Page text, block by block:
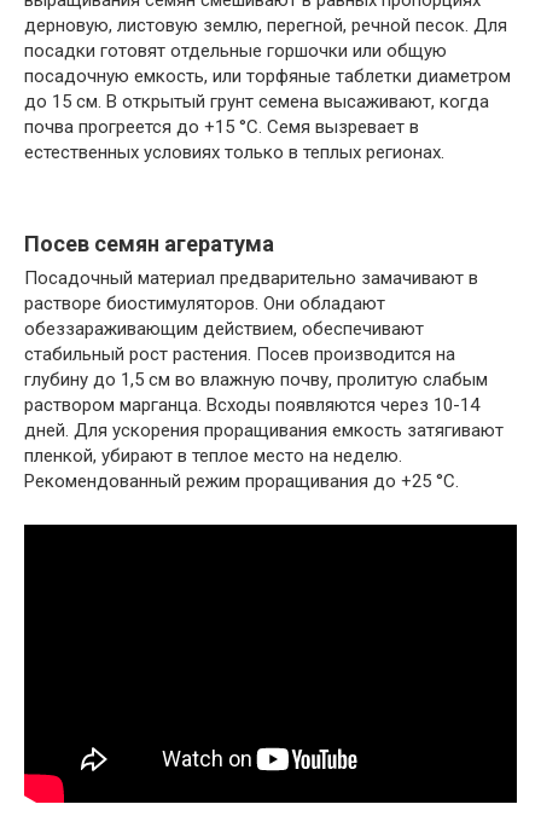
дерновую, листовую землю, перегной, речной песок. Для
посадки готовят отдельные горшочки или общую
посадочную емкость, или торфяные таблетки диаметром
до 15 см. В открытый грунт семена высаживают, когда
почва прогреется до +15 °C. Семя вызревает в
естественных условиях только в теплых регионах.
Посев семян агератума
Посадочный материал предварительно замачивают в
растворе биостимуляторов. Они обладают
обеззараживающим действием, обеспечивают
стабильный рост растения. Посев производится на
глубину до 1,5 см во влажную почву, пролитую слабым
раствором марганца. Всходы появляются через 10-14
дней. Для ускорения проращивания емкость затягивают
пленкой, убирают в теплое место на неделю.
Рекомендованный режим проращивания до +25 °C.